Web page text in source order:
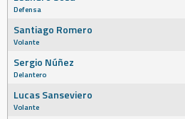
Defensa
Santiago Romero
Volante
Sergio Núñez
Delantero
Lucas Sanseviero
Volante